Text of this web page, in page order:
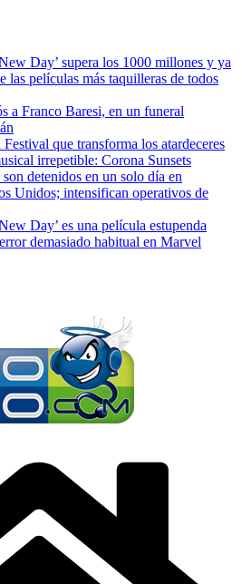
Day’ supera los 1000 millones y ya
las películas más taquilleras de todos
a Franco Baresi, en un funeral
que transforma los atardeceres
irrepetible: Corona Sunsets
detenidos en un solo día en
Unidos; intensifican operativos de
Day’ es una película estupenda
demasiado habitual en Marvel